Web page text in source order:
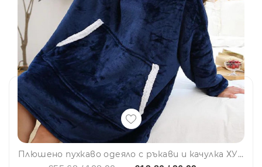
Плюшено пухкаво одеяло с ръкави и качулка ХУДИ - Huggle Hoodie BLUE